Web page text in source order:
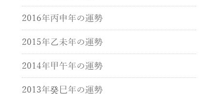
2016年丙申年の運勢
2015年乙未年の運勢
2014年甲午年の運勢
2013年癸巳年の運勢